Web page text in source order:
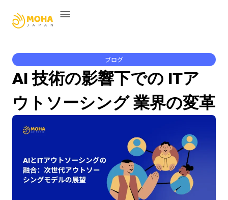
ブログ
AI 技術の影響下での ITア
ウトソーシング 業界の変革